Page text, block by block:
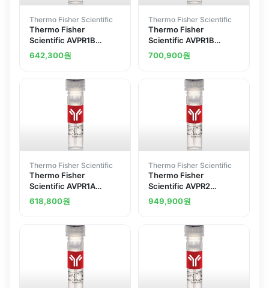
Thermo Fisher Scientific
Thermo Fisher
Scientific AVPR1B
Polyclonal Antibody
642,300원
Thermo Fisher Scientific
Thermo Fisher
Scientific AVPR1B
Polyclonal Antibody
700,900원
Thermo Fisher Scientific
Thermo Fisher
Scientific AVPR1A
Polyclonal Antibody
618,800원
Thermo Fisher Scientific
Thermo Fisher
Scientific AVPR2
Polyclonal Antibody
949,900원